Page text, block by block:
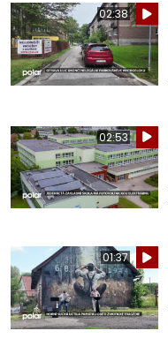
02:38
02:53
01:37